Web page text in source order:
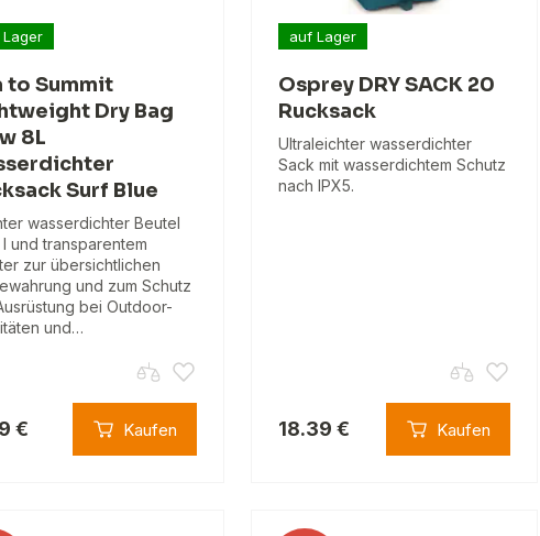
to Summit
Dry Bag
8L
Surf Blue
wasserdichter Beutel
l und transparentem
zur übersichtlichen
und zum Schutz
bei Outdoor-
und…
€ Kaufen
auf Lager
Osprey DRY SACK 20
Rucksack
Ultraleichter wasserdichter
Sack mit wasserdichtem Schutz
nach IPX5.
18.39 € Kaufen